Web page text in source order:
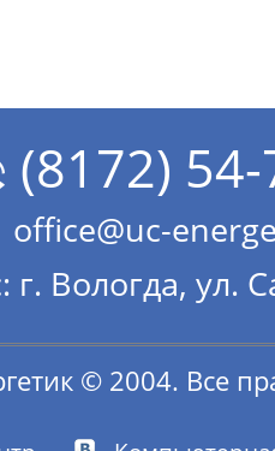
(8172)
office@uc-
г. Вологда, ул.
© 2004. Все